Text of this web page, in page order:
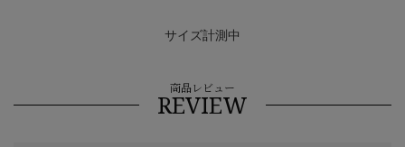
サイズ計測中
商品レビュー
REVIEW